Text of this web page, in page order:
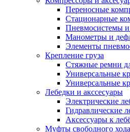
Переносные
Стационарные
Пневмосистемы
Манометры и
Элементы
Крепление груза
Стяжные ремни
Универсальные
Универсальные
Лебедки и акссесуары
Электрические
Гидравлические
Аксессуары к
Муфты свободного